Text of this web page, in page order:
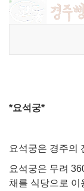
*요석궁*
요석궁은 경주의
요석궁은 무려
채를 식당으로